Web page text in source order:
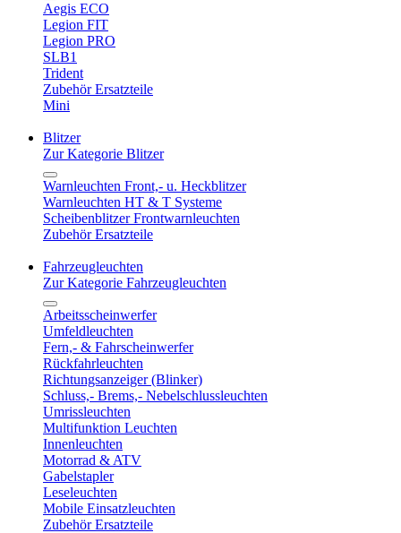
Aegis ECO
Legion FIT
Legion PRO
SLB1
Trident
Zubehör Ersatzteile
Mini
Blitzer
Zur Kategorie Blitzer
Warnleuchten Front,- u. Heckblitzer
Warnleuchten HT & T Systeme
Scheibenblitzer Frontwarnleuchten
Zubehör Ersatzteile
Fahrzeugleuchten
Zur Kategorie Fahrzeugleuchten
Arbeitsscheinwerfer
Umfeldleuchten
Fern,- & Fahrscheinwerfer
Rückfahrleuchten
Richtungsanzeiger (Blinker)
Schluss,- Brems,- Nebelschlussleuchten
Umrissleuchten
Multifunktion Leuchten
Innenleuchten
Motorrad & ATV
Gabelstapler
Leseleuchten
Mobile Einsatzleuchten
Zubehör Ersatzteile